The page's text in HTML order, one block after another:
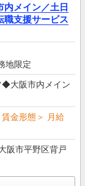
内メイン／土日
支援サービス
地限定
◆大阪市内メイン
金形態＞ 月給
阪市平野区背戸